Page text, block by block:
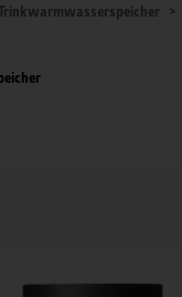
Trinkwarmwasserspeicher